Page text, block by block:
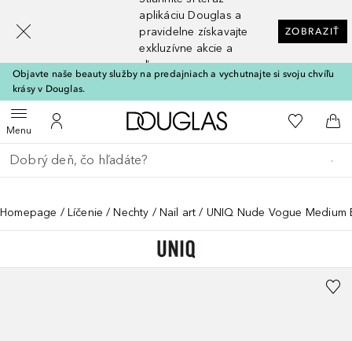
aplikáciu Douglas a
pravidelne získavajte
exkluzívne akcie a
zľavy
ZOBRAZIŤ
Objavte naše beauty služby na predajniach a vychutnajte si svoju chvíľu
krásy v Douglas.
MenuOtvoriť menuDo môjho účtu
Domov Do môjho
Do
Choď späť
Vykonajte vyhľadávanie
Homepage Líčenie Nechty Nail art UNIQ Nude Vogue Medium
[navigation.slideout.screenreader]